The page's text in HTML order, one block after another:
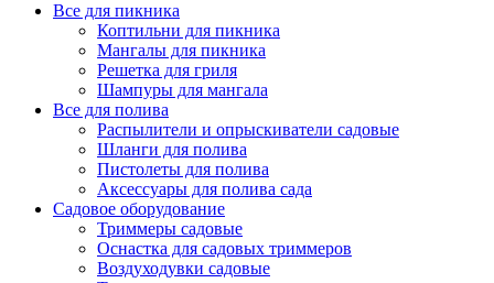
Все для пикника
Коптильни для пикника
Мангалы для пикника
Решетка для гриля
Шампуры для мангала
Все для полива
Распылители и опрыскиватели садовые
Шланги для полива
Пистолеты для полива
Аксессуары для полива сада
Садовое оборудование
Триммеры садовые
Оснастка для садовых триммеров
Воздуходувки садовые